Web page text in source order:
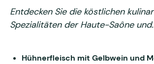
Entdecken Sie die köstlichen
Spezialitäten der Haute-Saône
Hühnerfleisch mit Gelbwein und